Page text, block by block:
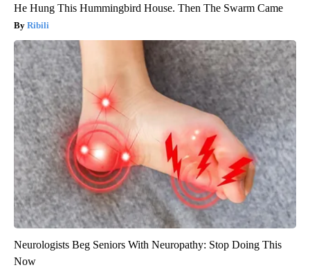
He Hung This Hummingbird House. Then The Swarm Came
Ribili
Neurologists Beg Seniors With Neuropathy: Stop Doing This
Now